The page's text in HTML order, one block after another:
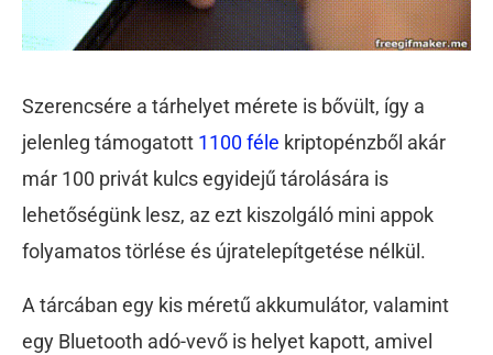
Szerencsére a tárhelyet mérete is bővült, így a
jelenleg támogatott 1100 féle kriptopénzből akár
már 100 privát kulcs egyidejű tárolására is
lehetőségünk lesz, az ezt kiszolgáló mini appok
folyamatos törlése és újratelepítgetése nélkül.
A tárcában egy kis méretű akkumulátor, valamint
egy Bluetooth adó-vevő is helyet kapott, amivel